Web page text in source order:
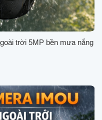
trời 5MP bền mưa nắng